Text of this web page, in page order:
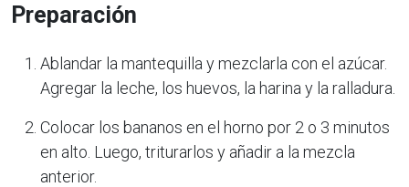
Preparación
Ablandar la mantequilla y mezclarla con el azúcar.
Agregar la leche, los huevos, la harina y la ralladura.
Colocar los bananos en el horno por 2 o 3 minutos
en alto. Luego, triturarlos y añadir a la mezcla
anterior.